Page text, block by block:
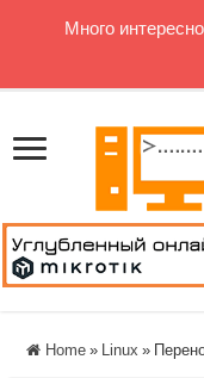
Home » Linux »
Много